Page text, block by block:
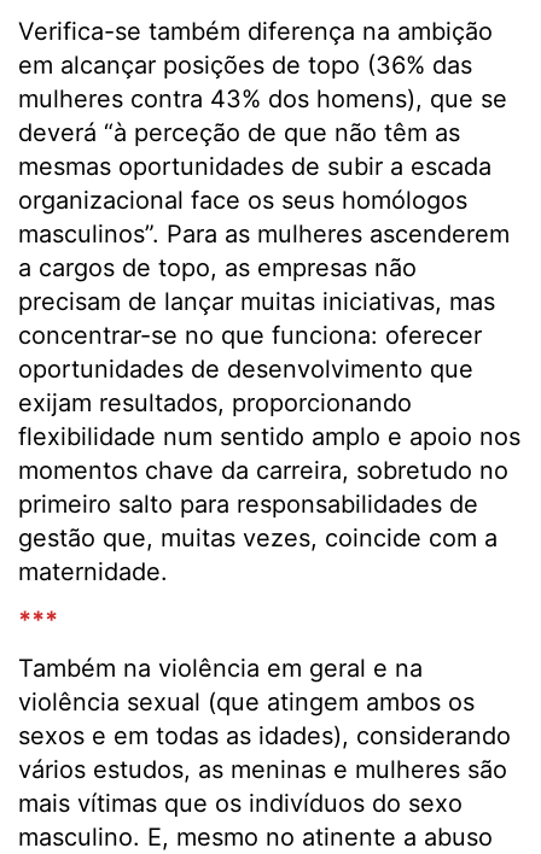
Verifica-se também diferença na ambição
em alcançar posições de topo (36% das
mulheres contra 43% dos homens), que se
deverá “à perceção de que não têm as
mesmas oportunidades de subir a escada
organizacional face os seus homólogos
masculinos”. Para as mulheres ascenderem
a cargos de topo, as empresas não
precisam de lançar muitas iniciativas, mas
concentrar-se no que funciona: oferecer
oportunidades de desenvolvimento que
exijam resultados, proporcionando
flexibilidade num sentido amplo e apoio nos
momentos chave da carreira, sobretudo no
primeiro salto para responsabilidades de
gestão que, muitas vezes, coincide com a
maternidade.
***
Também na violência em geral e na
violência sexual (que atingem ambos os
sexos e em todas as idades), considerando
vários estudos, as meninas e mulheres são
mais vítimas que os indivíduos do sexo
masculino. E, mesmo no atinente a abuso